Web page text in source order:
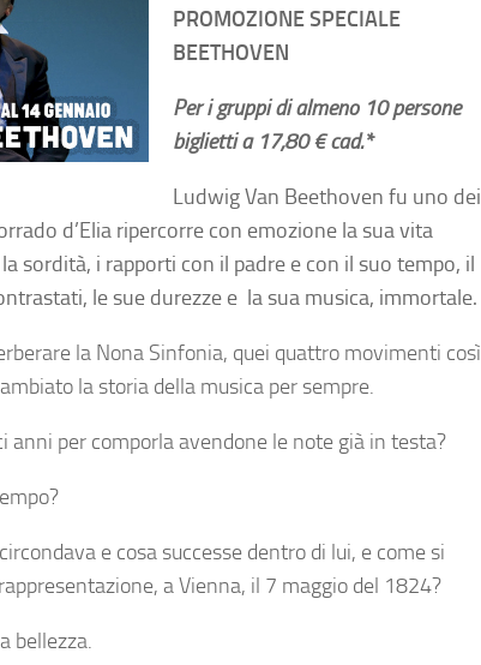
PROMOZIONE SPECIALE
BEETHOVEN
Per i gruppi di almeno 10 persone
biglietti a 17,80 € cad.*
Ludwig Van Beethoven fu uno dei
d’Elia ripercorre con emozione la sua vita
sordità, i rapporti con il padre e con il suo tempo, il
le sue durezze e la sua musica, immortale.
la Nona Sinfonia, quei quattro movimenti così
la storia della musica per sempre.
anni per comporla avendone le note già in testa?
e cosa successe dentro di lui, e come si
a Vienna, il 7 maggio del 1824?
bellezza.